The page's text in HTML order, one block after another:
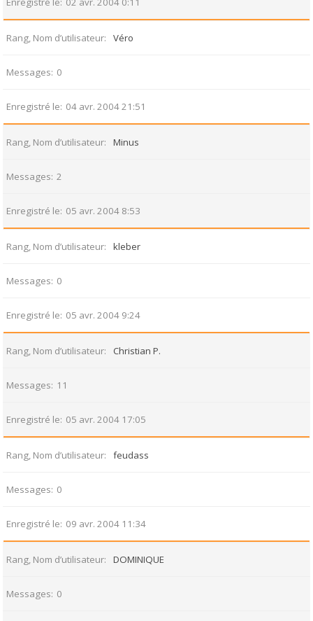
Rang, Nom d’utilisateur Véro
Messages 0
Enregistré le 04 avr. 2004 21:51
Rang, Nom d’utilisateur Minus
Messages 2
Enregistré le 05 avr. 2004 8:53
Rang, Nom d’utilisateur kleber
Messages 0
Enregistré le 05 avr. 2004 9:24
Rang, Nom d’utilisateur Christian P.
Messages 11
Enregistré le 05 avr. 2004 17:05
Rang, Nom d’utilisateur feudass
Messages 0
Enregistré le 09 avr. 2004 11:34
Rang, Nom d’utilisateur DOMINIQUE
Messages 0